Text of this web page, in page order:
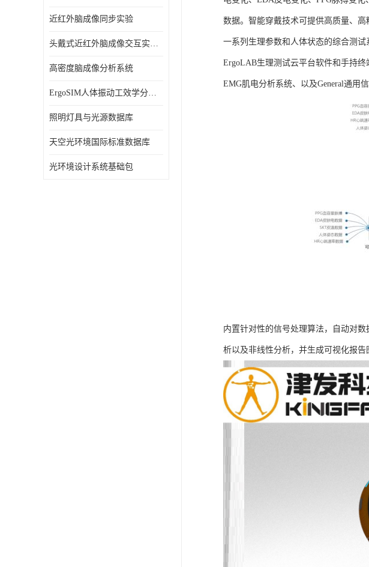
近红外脑成像同步实验
头戴式近红外脑成像交互实验室
高密度脑成像分析系统
ErgoSIM人体振动工效学分析系统
照明灯具与光源数据库
天空光环境国际标准数据库
光环境设计系统基础包
数据。智能穿戴技术可提供高质量、
一系列生理参数和人体状态的综合测试
ErgoLAB生理测试云平台软件和手持终
EMG肌电分析系统、以及General通用
内置针对性的信号处理算法，自动对
析以及非线性分析，并生成可视化报告